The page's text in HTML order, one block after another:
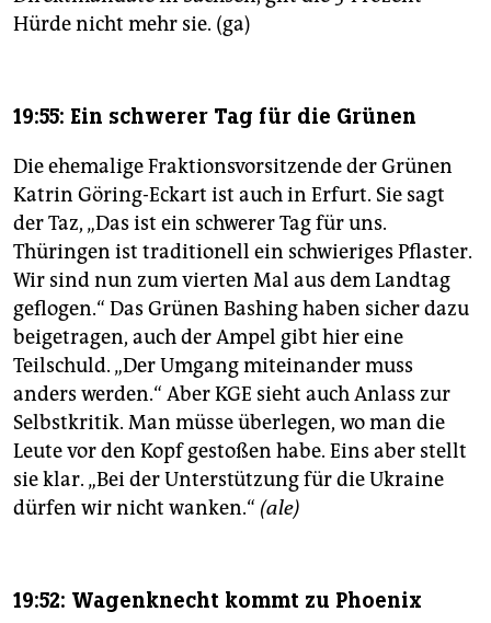
Hürde nicht mehr sie. (ga)
19:55: Ein schwerer Tag für die Grünen
Die ehemalige Fraktionsvorsitzende der Grünen
Katrin Göring-Eckart ist auch in Erfurt. Sie sagt
der Taz, „Das ist ein schwerer Tag für uns.
Thüringen ist traditionell ein schwieriges Pflaster.
Wir sind nun zum vierten Mal aus dem Landtag
geflogen.“ Das Grünen Bashing haben sicher dazu
beigetragen, auch der Ampel gibt hier eine
Teilschuld. „Der Umgang miteinander muss
anders werden.“ Aber KGE sieht auch Anlass zur
Selbstkritik. Man müsse überlegen, wo man die
Leute vor den Kopf gestoßen habe. Eins aber stellt
sie klar. „Bei der Unterstützung für die Ukraine
dürfen wir nicht wanken.“ (ale)
19:52: Wagenknecht kommt zu Phoenix